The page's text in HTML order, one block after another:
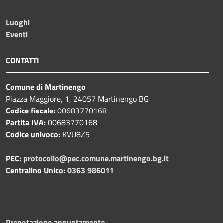
Luoghi
Eventi
CONTATTI
Comune di Martinengo
Piazza Maggiore, 1, 24057 Martinengo BG
Codice fiscale:00683770168
Partita IVA:00683770168
Codice univoco: KVU8Z5
PEC: protocollo@pec.comune.martinengo.bg.it
Centralino Unico:0363 986011